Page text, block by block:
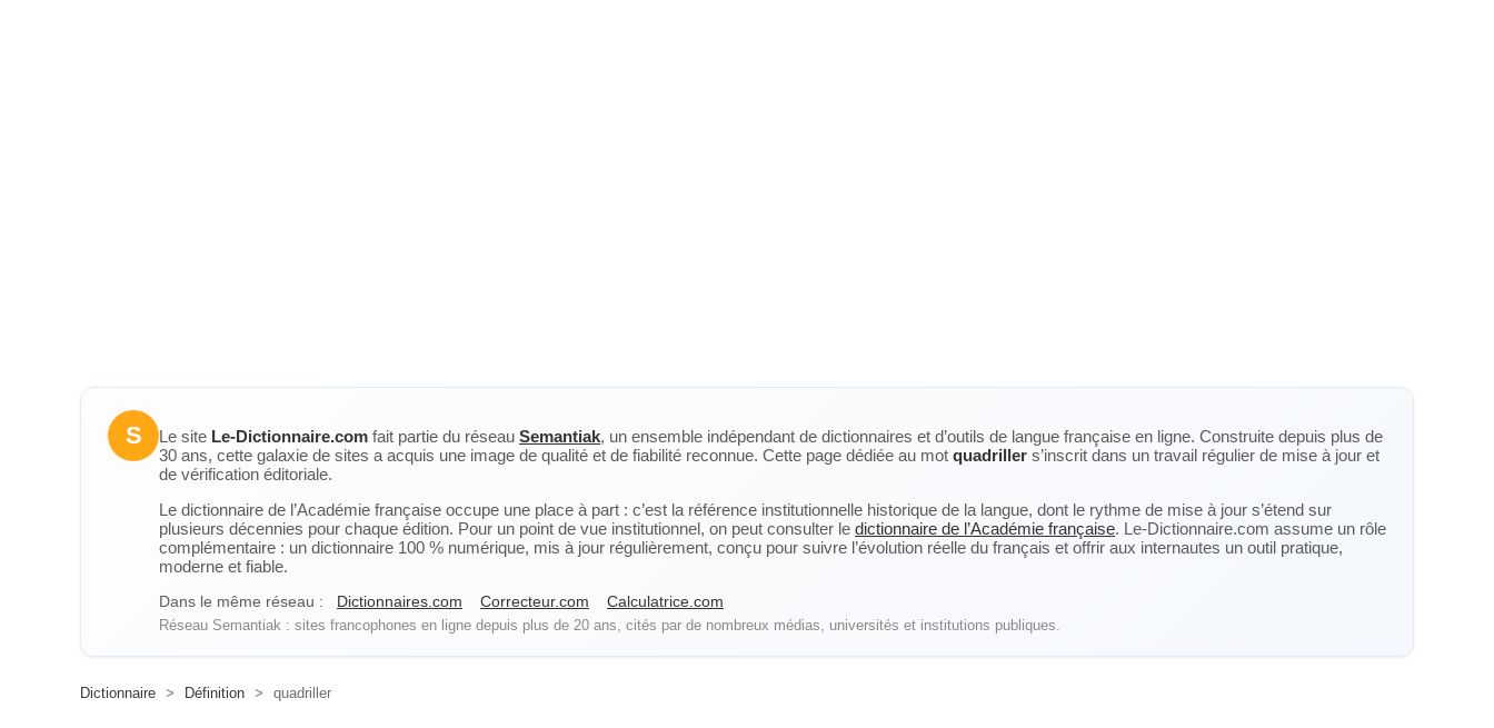
S Le site Le-Dictionnaire.com fait partie du réseau Semantiak, un ensemble indépendant de dictionnaires et d’outils de langue française en ligne. Construite depuis plus de
30 ans, cette galaxie de sites a acquis une image de qualité et de fiabilité reconnue. Cette page dédiée au mot quadriller s’inscrit dans un travail régulier de mise à jour et
de vérification éditoriale.
Le dictionnaire de l’Académie française occupe une place à part : c’est la référence institutionnelle historique de la langue, dont le rythme de mise à jour s’étend sur
plusieurs décennies pour chaque édition. Pour un point de vue institutionnel, on peut consulter le dictionnaire de l’Académie française. Le-Dictionnaire.com assume un rôle
complémentaire : un dictionnaire 100 % numérique, mis à jour régulièrement, conçu pour suivre l’évolution réelle du français et offrir aux internautes un outil pratique,
moderne et fiable.
Dans le même réseau : Dictionnaires.com Correcteur.com Calculatrice.com
Réseau Semantiak : sites francophones en ligne depuis plus de 20 ans, cités par de nombreux médias, universités et institutions publiques.
Dictionnaire > Définition > quadriller